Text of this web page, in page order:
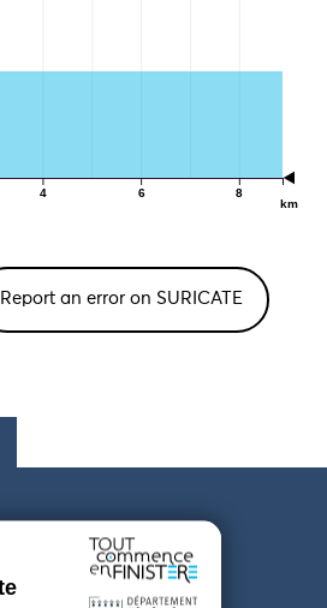
4 6 8
km
Report an error on SURICATE